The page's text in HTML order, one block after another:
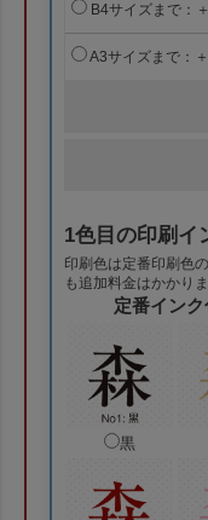
B4サイズまで：
A3サイズまで：
1色目の印刷イ
印刷色は定番印刷色
も追加料金はかかりま
定番インク
黒